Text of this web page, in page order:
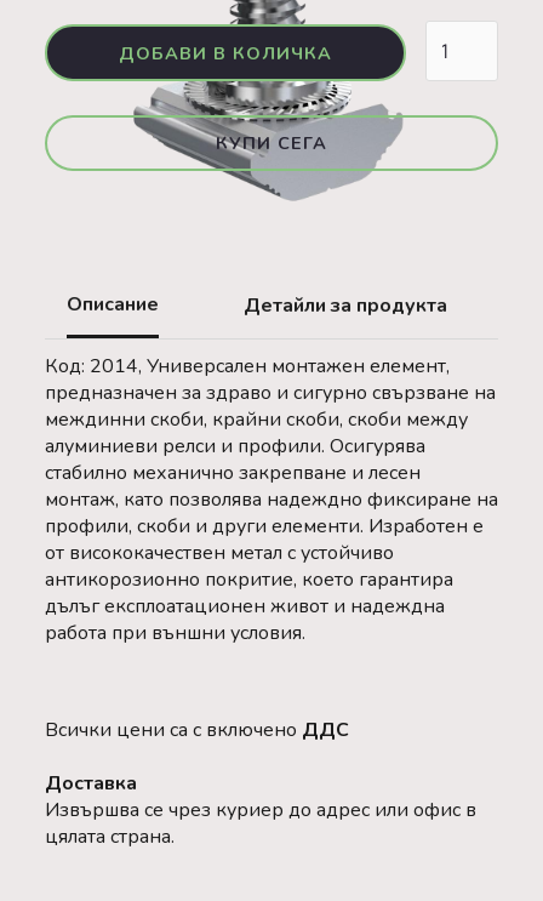
КУПИ СЕГА
Описание Детайли за продукта
Код: 2014, Универсален монтажен елемент,
предназначен за здраво и сигурно свързване на
междинни скоби, крайни скоби, скоби между
алуминиеви релси и профили. Осигурява
стабилно механично закрепване и лесен
монтаж, като позволява надеждно фиксиране на
профили, скоби и други елементи. Изработен е
от висококачествен метал с устойчиво
антикорозионно покритие, което гарантира
дълъг експлоатационен живот и надеждна
работа при външни условия.
Всички цени са с включено ДДС
Доставка
Извършва се чрез куриер до адрес или офис в
цялата страна.